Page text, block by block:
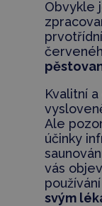
Obvykle
Kvalitní
Ale
účinky
vás
svým